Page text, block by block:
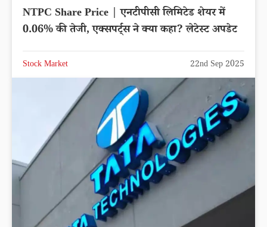
NTPC Share Price | एनटीपीसी लिमिटेड शेयर में
0.06% की तेजी, एक्सपर्ट्स ने क्या कहा? लेटेस्ट अपडेट
Stock Market 22nd Sep 2025